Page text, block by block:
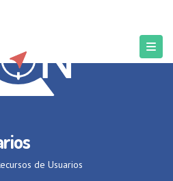
de Usuarios